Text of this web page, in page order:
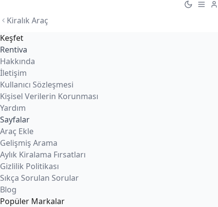
Kiralık Araç
Keşfet
Rentiva
Hakkında
İletişim
Kullanıcı Sözleşmesi
Kişisel Verilerin Korunması
Yardım
Sayfalar
Araç Ekle
Gelişmiş Arama
Aylık Kiralama Fırsatları
Gizlilik Politikası
Sıkça Sorulan Sorular
Blog
Popüler Markalar